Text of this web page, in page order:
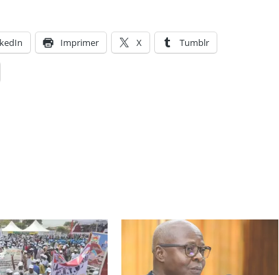
Imprimer X Tumblr